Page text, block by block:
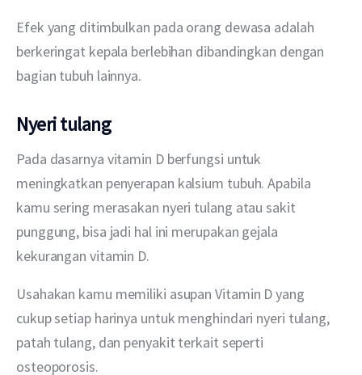
Efek yang ditimbulkan pada orang dewasa adalah
berkeringat kepala berlebihan dibandingkan dengan
bagian tubuh lainnya.
Nyeri tulang
Pada dasarnya vitamin D berfungsi untuk
meningkatkan penyerapan kalsium tubuh. Apabila
kamu sering merasakan nyeri tulang atau sakit
punggung, bisa jadi hal ini merupakan gejala
kekurangan vitamin D.
Usahakan kamu memiliki asupan Vitamin D yang
cukup setiap harinya untuk menghindari nyeri tulang,
patah tulang, dan penyakit terkait seperti
osteoporosis.